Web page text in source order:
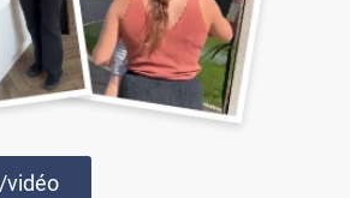
vidéo